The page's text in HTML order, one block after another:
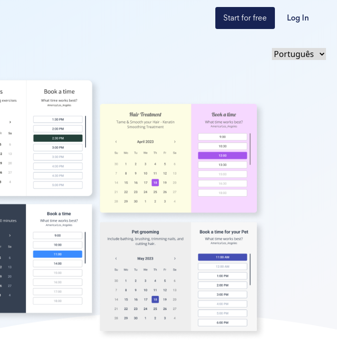
Start for free Log In